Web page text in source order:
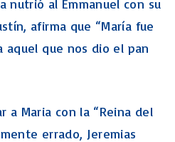
nutrió al Emmanuel con su
afirma que “María fue
aquel que nos dio el pan
a Maria con la “Reina del
errado, Jeremias